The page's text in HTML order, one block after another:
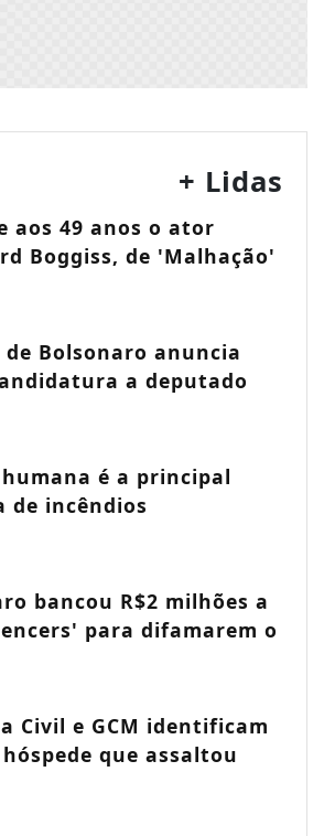
+ Lidas
aos 49 anos o ator
Boggiss, de 'Malhação'
de Bolsonaro anuncia
a deputado
é a principal
de incêndios
bancou R$2 milhões a
para difamarem o
Civil e GCM identificam
que assaltou